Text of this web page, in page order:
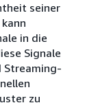
seiner
in die
Signale
Streaming-
zu